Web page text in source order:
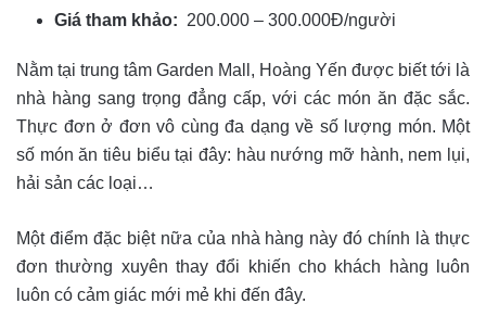
Giá tham khảo: 200.000 – 300.000Đ/người
Nằm tại trung tâm Garden Mall, Hoàng Yến được biết tới là
nhà hàng sang trọng đẳng cấp, với các món ăn đặc sắc.
Thực đơn ở đơn vô cùng đa dạng về số lượng món. Một
số món ăn tiêu biểu tại đây: hàu nướng mỡ hành, nem lụi,
hải sản các loại…
Một điểm đặc biệt nữa của nhà hàng này đó chính là thực
đơn thường xuyên thay đổi khiến cho khách hàng luôn
luôn có cảm giác mới mẻ khi đến đây.